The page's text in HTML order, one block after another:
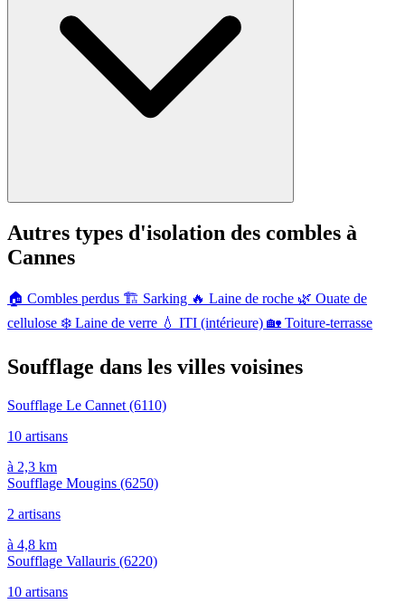
Autres types d'isolation des combles à
Cannes
🏠 Combles perdus 🏗️ Sarking 🔥 Laine de roche 🌿 Ouate de
cellulose ❄️ Laine de verre 💧 ITI (intérieure) 🏡 Toiture-terrasse
Soufflage dans les villes voisines
Soufflage Le Cannet (6110)
10 artisans
à 2,3 km
Soufflage Mougins (6250)
2 artisans
à 4,8 km
Soufflage Vallauris (6220)
10 artisans